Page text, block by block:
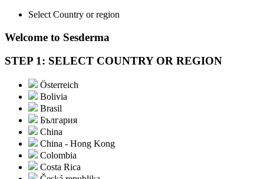
Select Country or region
Welcome to Sesderma
STEP 1: SELECT COUNTRY OR REGION
Österreich
Bolivia
Brasil
България
China
China - Hong Kong
Colombia
Costa Rica